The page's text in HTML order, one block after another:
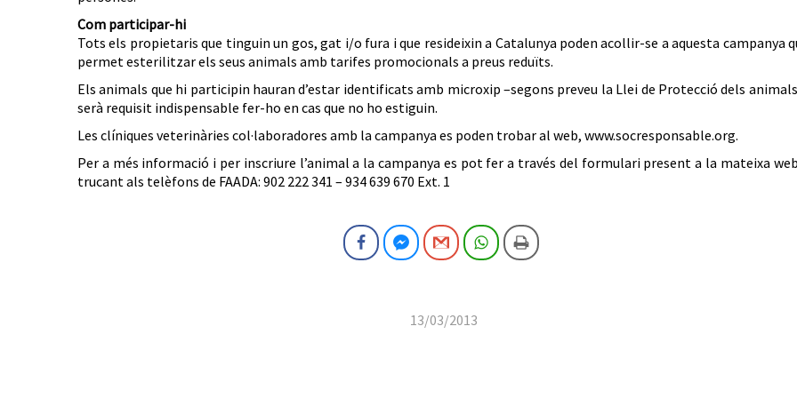
Com participar-hi
Tots els propietaris que tinguin un gos, gat i/o fura i que resideixin a Catalunya poden acollir-se a aquesta campanya
permet esterilitzar els seus animals amb tarifes promocionals a preus reduïts.
Els animals que hi participin hauran d’estar identificats amb microxip –segons preveu la Llei de Protecció dels
serà requisit indispensable fer-ho en cas que no ho estiguin.
Les clíniques veterinàries col·laboradores amb la campanya es poden trobar al web, www.socresponsable.org.
Per a més informació i per inscriure l’animal a la campanya es pot fer a través del formulari present a la mateixa
trucant als telèfons de FAADA: 902 222 341 – 934 639 670 Ext. 1
FacebookFacebook Messenger
Gmail WhatsAppImprimeix
13/03/2013